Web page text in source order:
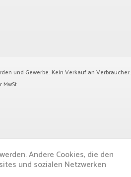
und Gewerbe. Kein Verkauf an Verbraucher.
Andere Cookies, die den
und sozialen Netzwerken